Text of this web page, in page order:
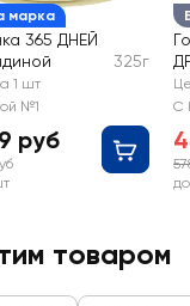
марка
365 ДНЕЙ
325г
1 шт
№1
руб
С
товаром